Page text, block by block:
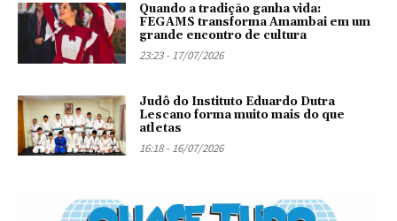
Quando a tradição ganha vida:
FEGAMS transforma Amambai em um
grande encontro de cultura
23:23 - 17/07/2026
Judô do Instituto Eduardo Dutra
Lescano forma muito mais do que
atletas
16:18 - 16/07/2026